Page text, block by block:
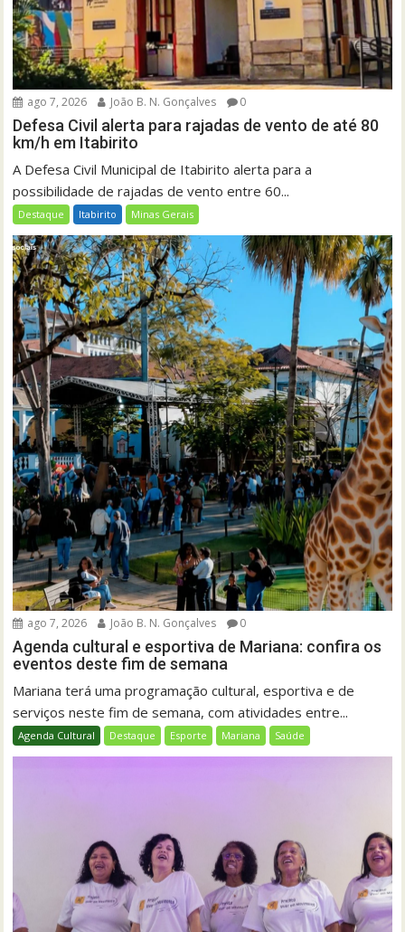
ago 7, 2026 João B. N. Gonçalves 0
Defesa Civil alerta para rajadas de vento de até 80
km/h em Itabirito
A Defesa Civil Municipal de Itabirito alerta para a
possibilidade de rajadas de vento entre 60...
Destaque Itabirito Minas Gerais
ago 7, 2026 João B. N. Gonçalves 0
Agenda cultural e esportiva de Mariana: confira os
eventos deste fim de semana
Mariana terá uma programação cultural, esportiva e de
serviços neste fim de semana, com atividades entre...
Agenda Cultural Destaque Esporte Mariana Saúde